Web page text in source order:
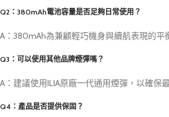
Q2：380mAh電池容量是否足夠日常使用？
A：380mAh為兼顧輕巧機身與續航表現的
Q3：可以使用其他品牌煙彈嗎？
A：建議使用ILIA原廠一代通用煙彈，以確保
Q4：產品是否提供保固？